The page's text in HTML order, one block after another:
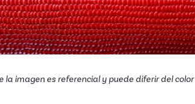
la imagen es referencial y puede diferir del color